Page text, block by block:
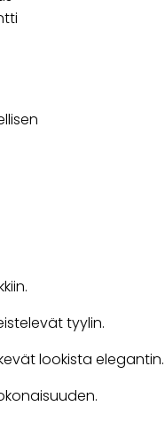
tyylin.
lookista elegantin.